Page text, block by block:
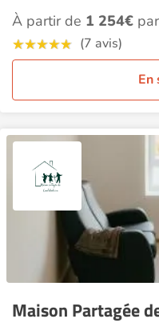
À partir de 1 254€
(7 avis)
En
Maison Partagée